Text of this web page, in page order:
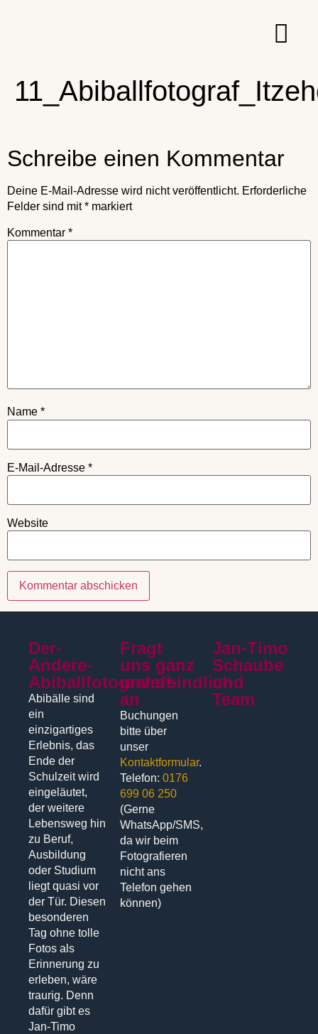
Schreibe einen Kommentar
Deine E-Mail-Adresse wird nicht veröffentlicht. Erforderliche
Felder sind mit* markiert
Kommentar *
Name *
E-Mail-Adresse *
Website
Der-
Andere-
Abiballfotograf.de
Abibälle sind
ein
einzigartiges
Erlebnis, das
Ende der
Schulzeit wird
eingeläutet,
der weitere
Lebensweg hin
zu Beruf,
Ausbildung
oder Studium
liegt quasi vor
der Tür. Diesen
besonderen
Tag ohne tolle
Fotos als
Erinnerung zu
erleben, wäre
traurig. Denn
dafür gibt es
Jan-Timo
Fragt
uns ganz
unverbindlich
an
Buchungen
bitte über
unser
Kontaktformular.
Telefon:0176
699 06 250
(Gerne
WhatsApp/SMS,
da wir beim
Fotografieren
nicht ans
Telefon gehen
können)
Jan-Timo
Schaube
und
Team